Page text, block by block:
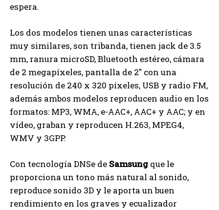
espera.
Los dos modelos tienen unas características
muy similares, son tribanda, tienen jack de 3.5
mm, ranura microSD, Bluetooth estéreo, cámara
de 2 megapíxeles, pantalla de 2″ con una
resolución de 240 x 320 píxeles, USB y radio FM,
además ambos modelos reproducen audio en los
formatos: MP3, WMA, e-AAC+, AAC+ y AAC; y en
vídeo, graban y reproducen H.263, MPEG4,
WMV y 3GPP.
Con tecnología DNSe de Samsung que le
proporciona un tono más natural al sonido,
reproduce sonido 3D y le aporta un buen
rendimiento en los graves y ecualizador